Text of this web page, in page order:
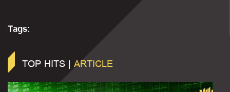
Tags:
TOP HITS | ARTICLE